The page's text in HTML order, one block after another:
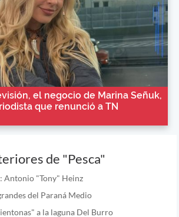
el negocio de Marina Señuk,
que renunció a TN
de "Pesca"
Antonio "Tony" Heinz
del Paraná Medio
a la laguna Del Burro